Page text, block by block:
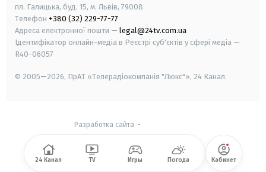
пл. Галицька, буд. 15, м. Львів, 79008
Телефон +380 (32) 229-77-77
Адреса електронної пошти — legal@24tv.com.ua
Ідентифікатор онлайн-медіа в Реєстрі суб'єктів у сфері медіа —
R40-06057
© 2005—2026, ПрАТ «Телерадіокомпанія "Люкс"», 24 Канал.
Разработка сайта -
24 Канал TV Игры Погода Кабинет